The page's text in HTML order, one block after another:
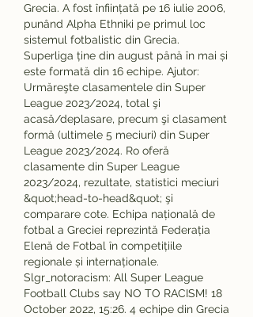
Grecia. A fost înființată pe 16 iulie 2006,
punând Alpha Ethniki pe primul loc
sistemul fotbalistic din Grecia.
Superliga ține din august până în mai și
este formată din 16 echipe. Ajutor:
Urmăreşte clasamentele din Super
League 2023/2024, total şi
acasă/deplasare, precum şi clasament
formă (ultimele 5 meciuri) din Super
League 2023/2024. Ro oferă
clasamente din Super League
2023/2024, rezultate, statistici meciuri
&quot;head-to-head&quot; şi
comparare cote. Echipa națională de
fotbal a Greciei reprezintă Federația
Elenă de Fotbal în competițiile
regionale și internaționale.
Slgr_notoracism: All Super League
Football Clubs say NO TO RACISM! 18
October 2022, 15:26. 4 echipe din Grecia